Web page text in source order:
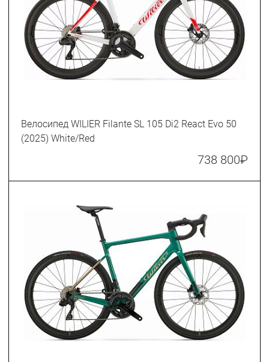
Велосипед WILIER Filante SL 105 Di2 React Evo 50
(2025) White/Red
738 800₽